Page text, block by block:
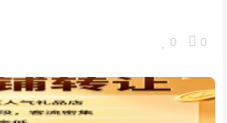
0 0